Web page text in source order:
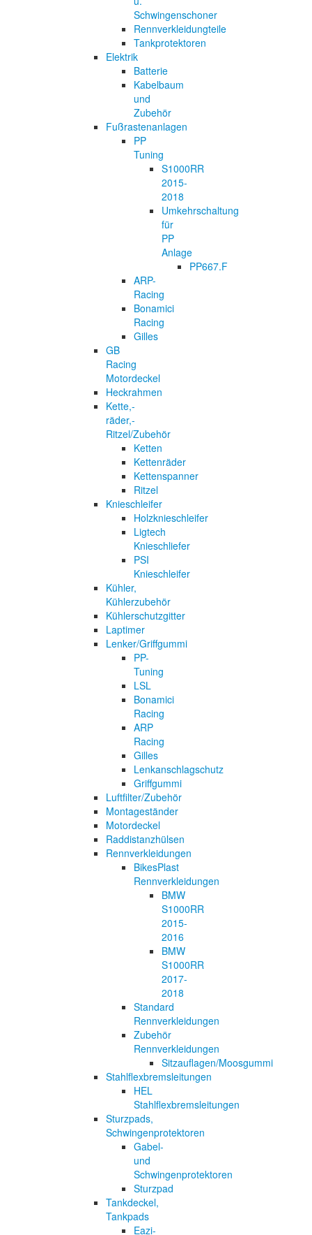
Schwingenschoner
Rennverkleidungteile
Tankprotektoren
Elektrik
Batterie
Kabelbaum
und
Zubehör
Fußrastenanlagen
PP
Tuning
S1000RR
2015-
2018
Umkehrschaltung
für
PP
Anlage
PP667.F
ARP-
Racing
Bonamici
Racing
Gilles
GB
Racing
Motordeckel
Heckrahmen
Kette,-
räder,-
Ritzel/Zubehör
Ketten
Kettenräder
Kettenspanner
Ritzel
Knieschleifer
Holzknieschleifer
Ligtech
Knieschliefer
PSI
Knieschleifer
Kühler,
Kühlerzubehör
Kühlerschutzgitter
Laptimer
Lenker/Griffgummi
PP-
Tuning
LSL
Bonamici
Racing
ARP
Racing
Gilles
Lenkanschlagschutz
Griffgummi
Luftfilter/Zubehör
Montageständer
Motordeckel
Raddistanzhülsen
Rennverkleidungen
BikesPlast
Rennverkleidungen
BMW
S1000RR
2015-
2016
BMW
S1000RR
2017-
2018
Standard
Rennverkleidungen
Zubehör
Rennverkleidungen
Sitzauflagen/Moosgummi
Stahlflexbremsleitungen
HEL
Stahlflexbremsleitungen
Sturzpads,
Schwingenprotektoren
Gabel-
und
Schwingenprotektoren
Sturzpad
Tankdeckel,
Tankpads
Eazi-